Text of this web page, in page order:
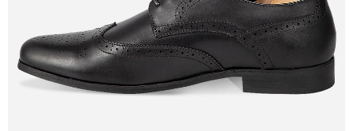
ABRIR
IMAGEN
EN
PANTALLA